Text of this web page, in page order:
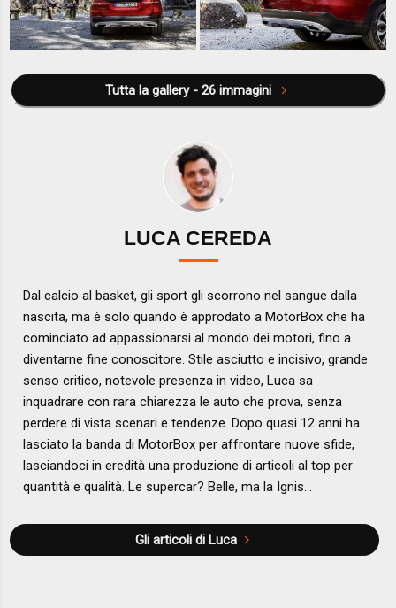
Tutta la gallery - 26 immagini
LUCA CEREDA
Dal calcio al basket, gli sport gli scorrono nel sangue dalla
nascita, ma è solo quando è approdato a MotorBox che ha
cominciato ad appassionarsi al mondo dei motori, fino a
diventarne fine conoscitore. Stile asciutto e incisivo, grande
senso critico, notevole presenza in video, Luca sa
inquadrare con rara chiarezza le auto che prova, senza
perdere di vista scenari e tendenze. Dopo quasi 12 anni ha
lasciato la banda di MotorBox per affrontare nuove sfide,
lasciandoci in eredità una produzione di articoli al top per
quantità e qualità. Le supercar? Belle, ma la Ignis...
Gli articoli di Luca